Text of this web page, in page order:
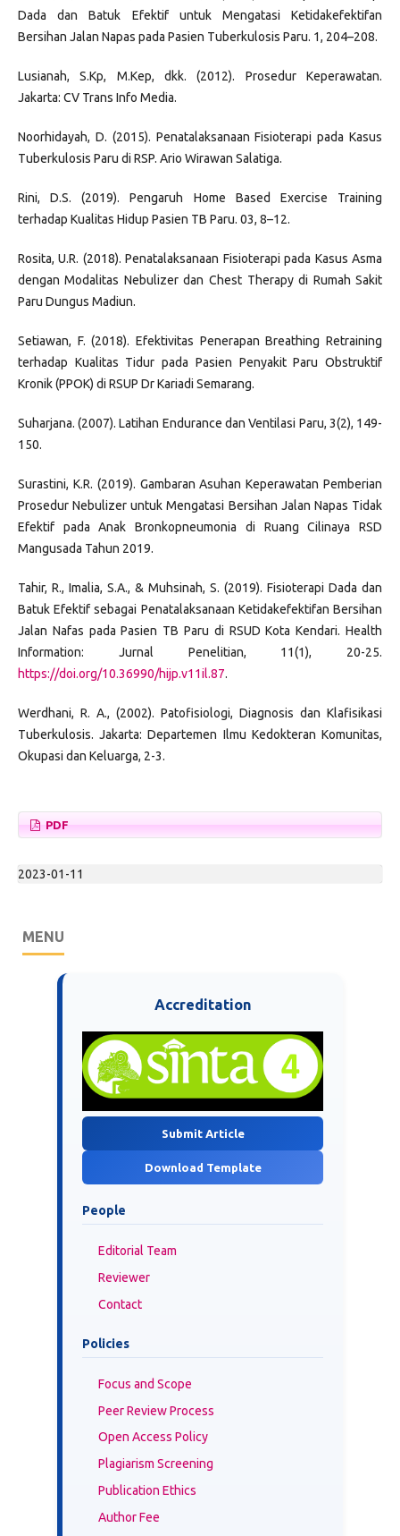
Dada dan Batuk Efektif untuk Mengatasi Ketidakefektifan
Bersihan Jalan Napas pada Pasien Tuberkulosis Paru. 1, 204–208.
Lusianah, S.Kp, M.Kep, dkk. (2012). Prosedur Keperawatan.
Jakarta: CV Trans Info Media.
Noorhidayah, D. (2015). Penatalaksanaan Fisioterapi pada Kasus
Tuberkulosis Paru di RSP. Ario Wirawan Salatiga.
Rini, D.S. (2019). Pengaruh Home Based Exercise Training
terhadap Kualitas Hidup Pasien TB Paru. 03, 8–12.
Rosita, U.R. (2018). Penatalaksanaan Fisioterapi pada Kasus Asma
dengan Modalitas Nebulizer dan Chest Therapy di Rumah Sakit
Paru Dungus Madiun.
Setiawan, F. (2018). Efektivitas Penerapan Breathing Retraining
terhadap Kualitas Tidur pada Pasien Penyakit Paru Obstruktif
Kronik (PPOK) di RSUP Dr Kariadi Semarang.
Suharjana. (2007). Latihan Endurance dan Ventilasi Paru, 3(2), 149-
150.
Surastini, K.R. (2019). Gambaran Asuhan Keperawatan Pemberian
Prosedur Nebulizer untuk Mengatasi Bersihan Jalan Napas Tidak
Efektif pada Anak Bronkopneumonia di Ruang Cilinaya RSD
Mangusada Tahun 2019.
Tahir, R., Imalia, S.A., & Muhsinah, S. (2019). Fisioterapi Dada dan
Batuk Efektif sebagai Penatalaksanaan Ketidakefektifan Bersihan
Jalan Nafas pada Pasien TB Paru di RSUD Kota Kendari. Health
Information: Jurnal Penelitian, 11(1), 20-25.
https://doi.org/10.36990/hijp.v11il.87.
Werdhani, R. A., (2002). Patofisiologi, Diagnosis dan Klafisikasi
Tuberkulosis. Jakarta: Departemen Ilmu Kedokteran Komunitas,
Okupasi dan Keluarga, 2-3.
PDF
2023-01-11
MENU
Accreditation
Submit Article
Download Template
People
Editorial Team
Reviewer
Contact
Policies
Focus and Scope
Peer Review Process
Open Access Policy
Plagiarism Screening
Publication Ethics
Author Fee